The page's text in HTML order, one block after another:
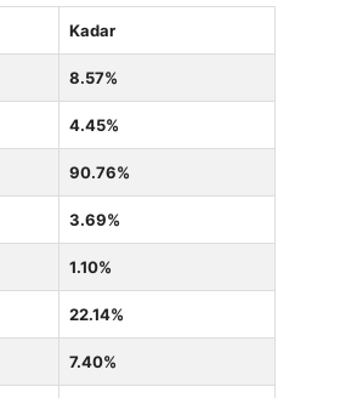
Kadar
8.57%
4.45%
90.76%
3.69%
1.10%
22.14%
7.40%